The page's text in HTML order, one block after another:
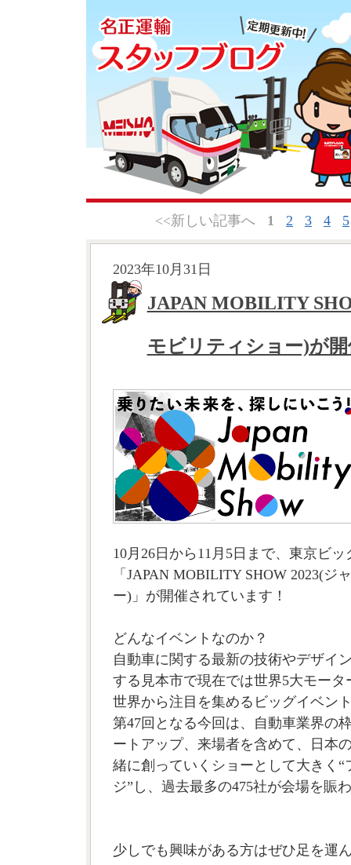
<<新しい記事へ 1 2 3 4 5
2023年10月31日
JAPAN MOBILITY
モビリティショー)が開
10月26日から11月5日まで、東京ビ
「JAPAN MOBILITY SHOW 2023(ジ
ー)」が開催されています！
どんなイベントなのか？
自動車に関する最新の技術やデザイ
する見本市で現在では世界5大モー
世界から注目を集めるビッグイベン
第47回となる今回は、自動車業界の
ートアップ、来場者を含めて、日本
緒に創っていくショーとして大きく“
ジ”し、過去最多の475社が会場を賑
少しでも興味がある方はぜひ足を運